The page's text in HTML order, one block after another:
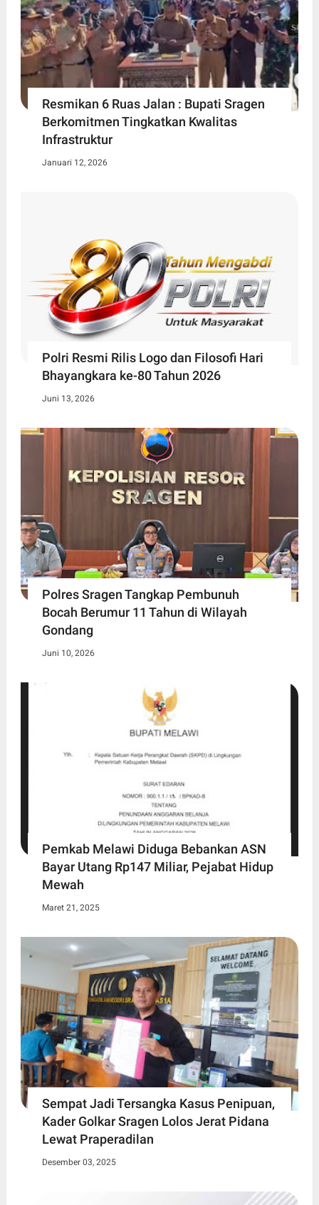
Resmikan 6 Ruas Jalan : Bupati Sragen
Berkomitmen Tingkatkan Kwalitas
Infrastruktur
Januari 12, 2026
Polri Resmi Rilis Logo dan Filosofi Hari
Bhayangkara ke-80 Tahun 2026
Juni 13, 2026
Polres Sragen Tangkap Pembunuh
Bocah Berumur 11 Tahun di Wilayah
Gondang
Juni 10, 2026
Pemkab Melawi Diduga Bebankan ASN
Bayar Utang Rp147 Miliar, Pejabat Hidup
Mewah
Maret 21, 2025
Sempat Jadi Tersangka Kasus Penipuan,
Kader Golkar Sragen Lolos Jerat Pidana
Lewat Praperadilan
Desember 03, 2025